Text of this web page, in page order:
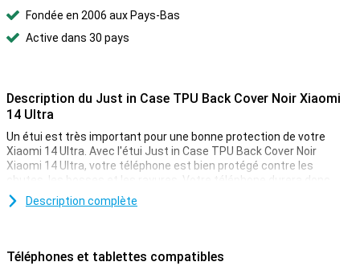
Fondée en 2006 aux Pays-Bas
Active dans 30 pays
Description du Just in Case TPU Back Cover Noir Xiaomi
14 Ultra
Un étui est très important pour une bonne protection de votre
Xiaomi 14 Ultra. Avec l'étui Just in Case TPU Back Cover Noir
Xiaomi 14 Ultra, votre téléphone est bien protégé contre les
chutes, les bosses et les rayures. Votre téléphone durera donc
longtemps.
housse est fabriquée en TPU souple et flexible et s'adapte
Description complète
Téléphones et tablettes compatibles